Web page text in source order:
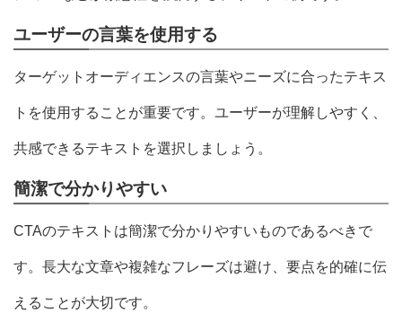
ユーザーの言葉を使用する
ターゲットオーディエンスの言葉やニーズに合ったテキス
トを使用することが重要です。ユーザーが理解しやすく、
共感できるテキストを選択しましょう。
簡潔で分かりやすい
CTAのテキストは簡潔で分かりやすいものであるべきで
す。長大な文章や複雑なフレーズは避け、要点を的確に伝
えることが大切です。